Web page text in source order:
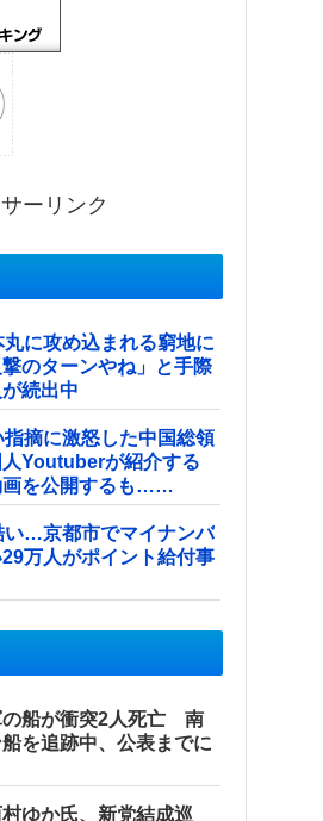
ーリンク
に攻め込まれる窮地に
のターンやね」と手際
続出中
指摘に激怒した中国総領
Youtuberが紹介する
画を公開するも……
い…京都市でマイナンバ
万人がポイント給付事
の船が衝突2人死亡 南
を追跡中、公表までに
ゆか氏、新党結成巡